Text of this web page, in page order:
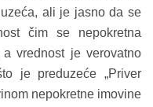
ali je jasno da se
čim se nepokretna
vrednost je verovatno
je preduzeće „Priver
nepokretne imovine